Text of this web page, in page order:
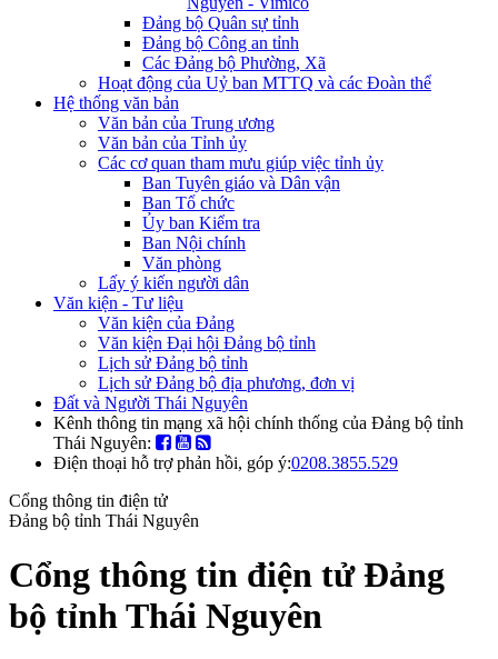
Đảng bộ Quân sự tỉnh
Đảng bộ Công an tỉnh
Các Đảng bộ Phường, Xã
Hoạt động của Uỷ ban MTTQ và các Đoàn thể
Hệ thống văn bản
Văn bản của Trung ương
Văn bản của Tỉnh ủy
Các cơ quan tham mưu giúp việc tỉnh ủy
Ban Tuyên giáo và Dân vận
Ban Tổ chức
Ủy ban Kiểm tra
Ban Nội chính
Văn phòng
Lấy ý kiến người dân
Văn kiện - Tư liệu
Văn kiện của Đảng
Văn kiện Đại hội Đảng bộ tỉnh
Lịch sử Đảng bộ tỉnh
Lịch sử Đảng bộ địa phương, đơn vị
Đất và Người Thái Nguyên
Kênh thông tin mạng xã hội chính thống của Đảng bộ tỉnh
Thái Nguyên:
Điện thoại hỗ trợ phản hồi, góp ý:0208.3855.529
Cổng thông tin điện tử
Đảng bộ tỉnh Thái Nguyên
Cổng thông tin điện tử Đảng
bộ tỉnh Thái Nguyên